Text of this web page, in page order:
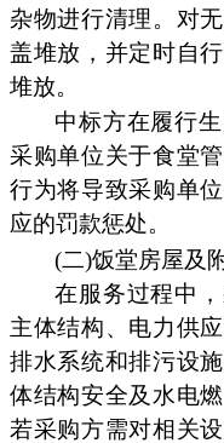
杂物进行清理。对
盖堆放，并定时自
堆放。
中标方在履行
采购单位关于食堂
行为将导致采购单
应的罚款惩处。
(二)饭堂房屋及
在服务过程中
主体结构、电力供
排水系统和排污设
体结构安全及水电
若采购方需对相关